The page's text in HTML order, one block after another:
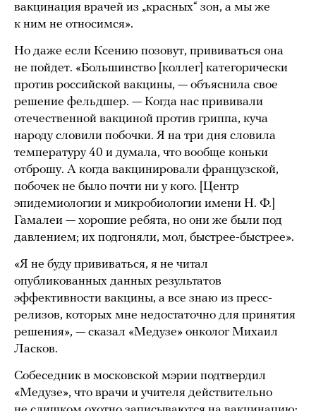
вакцинация врачей из „красных“ зон, а мы же
к ним не относимся».
Но даже если Ксению позовут, прививаться она
не пойдет. «Большинство [коллег] категорически
против российской вакцины, — объяснила свое
решение фельдшер. — Когда нас прививали
отечественной вакциной против гриппа, куча
народу словили побочки. Я на три дня словила
температуру 40 и думала, что вообще коньки
отброшу. А когда вакцинировали французской,
побочек не было почти ни у кого. [Центр
эпидемиологии и микробиологии имени Н. Ф.]
Гамалеи — хорошие ребята, но они же были под
давлением; их подгоняли, мол, быстрее-быстрее».
«Я не буду прививаться, я не читал
опубликованных данных результатов
эффективности вакцины, а все знаю из пресс-
релизов, которых мне недостаточно для принятия
решения», — сказал «Медузе» онколог Михаил
Ласков.
Собеседник в московской мэрии подтвердил
«Медузе», что врачи и учителя действительно